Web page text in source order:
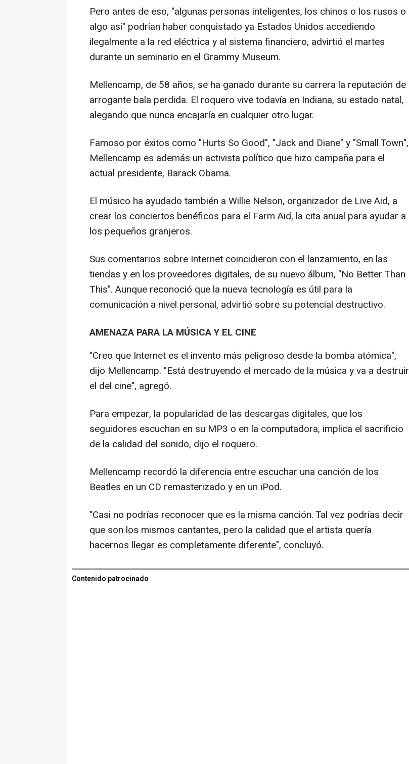
Pero antes de eso, "algunas personas inteligentes, los chinos o los rusos o
algo así" podrían haber conquistado ya Estados Unidos accediendo
ilegalmente a la red eléctrica y al sistema financiero, advirtió el martes
durante un seminario en el Grammy Museum.
Mellencamp, de 58 años, se ha ganado durante su carrera la reputación de
arrogante bala perdida. El roquero vive todavía en Indiana, su estado natal,
alegando que nunca encajaría en cualquier otro lugar.
Famoso por éxitos como "Hurts So Good", "Jack and Diane" y "Small Town",
Mellencamp es además un activista político que hizo campaña para el
actual presidente, Barack Obama.
El músico ha ayudado también a Willie Nelson, organizador de Live Aid, a
crear los conciertos benéficos para el Farm Aid, la cita anual para ayudar a
los pequeños granjeros.
Sus comentarios sobre Internet coincidieron con el lanzamiento, en las
tiendas y en los proveedores digitales, de su nuevo álbum, "No Better Than
This". Aunque reconoció que la nueva tecnología es útil para la
comunicación a nivel personal, advirtió sobre su potencial destructivo.
AMENAZA PARA LA MÚSICA Y EL CINE
"Creo que Internet es el invento más peligroso desde la bomba atómica",
dijo Mellencamp. "Está destruyendo el mercado de la música y va a destruir
el del cine", agregó.
Para empezar, la popularidad de las descargas digitales, que los
seguidores escuchan en su MP3 o en la computadora, implica el sacrificio
de la calidad del sonido, dijo el roquero.
Mellencamp recordó la diferencia entre escuchar una canción de los
Beatles en un CD remasterizado y en un iPod.
"Casi no podrías reconocer que es la misma canción. Tal vez podrías decir
que son los mismos cantantes, pero la calidad que el artista quería
hacernos llegar es completamente diferente", concluyó.
Contenido patrocinado